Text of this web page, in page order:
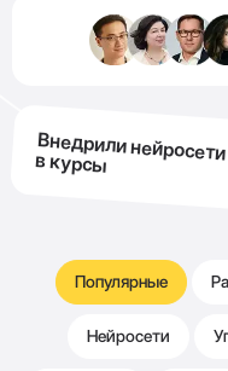
Внедрили нейросети
в курсы
Популярные
Нейросети